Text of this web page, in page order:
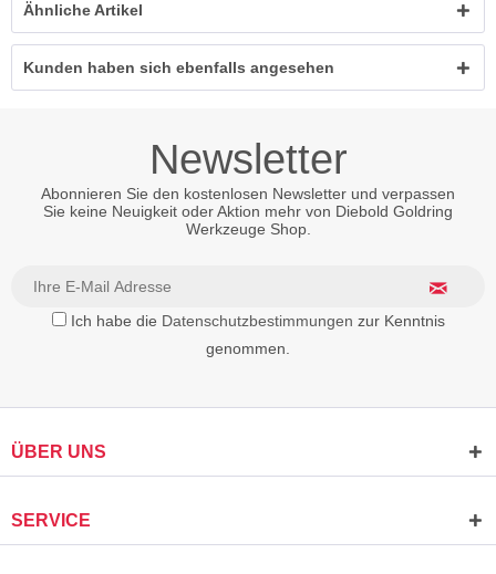
Ähnliche Artikel
Kunden haben sich ebenfalls angesehen
Newsletter
Abonnieren Sie den kostenlosen Newsletter und verpassen
Sie keine Neuigkeit oder Aktion mehr von Diebold Goldring
Werkzeuge Shop.
Ich habe die Datenschutzbestimmungen zur Kenntnis
genommen.
ÜBER UNS
SERVICE